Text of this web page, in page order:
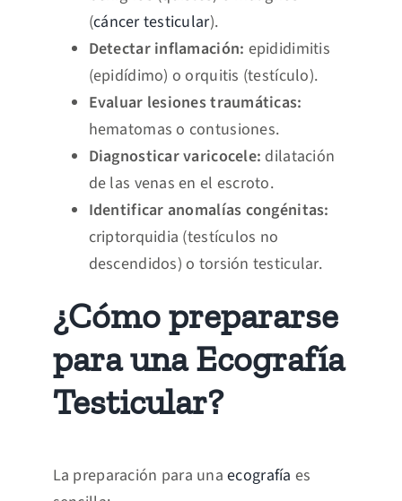
(cáncer testicular).
Detectar inflamación: epididimitis
(epidídimo) o orquitis (testículo).
Evaluar lesiones traumáticas:
hematomas o contusiones.
Diagnosticar varicocele: dilatación
de las venas en el escroto.
Identificar anomalías congénitas:
criptorquidia (testículos no
descendidos) o torsión testicular.
¿Cómo prepararse
para una Ecografía
Testicular?
La preparación para unaecografía es